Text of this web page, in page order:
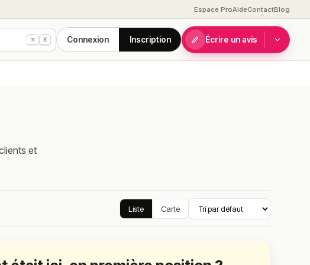
Espace ProAideContactBlog
⌘ K Connexion Inscription Écrire un avis
et
Liste Carte